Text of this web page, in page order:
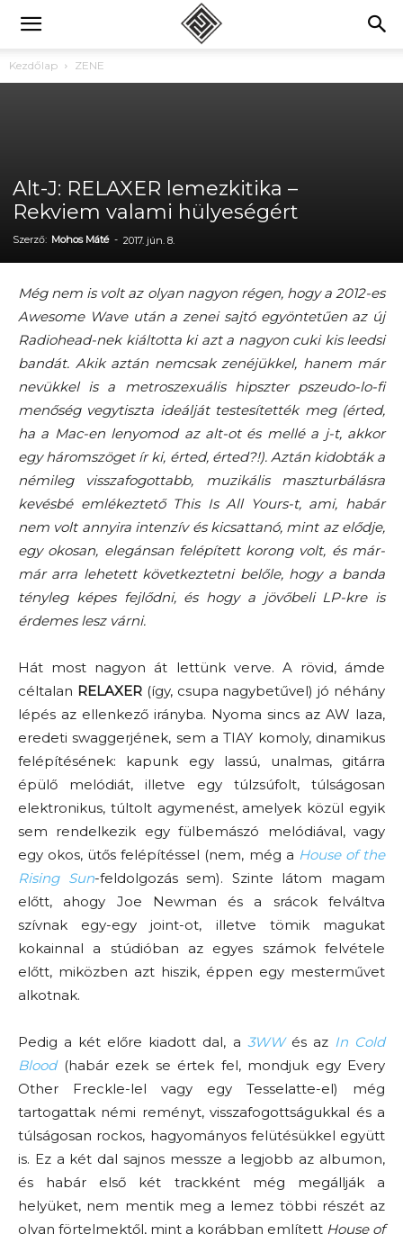
Kezdőlap ZENE
Alt-J: RELAXER lemezkitika –
Rekviem valami hülyeségért
Szerző: Mohos Máté - 2017. jún. 8.
Még nem is volt az olyan nagyon régen, hogy a 2012-es
Awesome Wave után a zenei sajtó egyöntetűen az új
Radiohead-nek kiáltotta ki azt a nagyon cuki kis leedsi
bandát. Akik aztán nemcsak zenéjükkel, hanem már
nevükkel is a metroszexuális hipszter pszeudo-lo-fi
menőség vegytiszta ideálját testesítették meg (érted,
ha a Mac-en lenyomod az alt-ot és mellé a j-t, akkor
egy háromszöget ír ki, érted, érted?!). Aztán kidobták a
némileg visszafogottabb, muzikális maszturbálásra
kevésbé emlékeztető This Is All Yours-t, ami, habár
nem volt annyira intenzív és kicsattanó, mint az elődje,
egy okosan, elegánsan felépített korong volt, és már-
már arra lehetett következtetni belőle, hogy a banda
tényleg képes fejlődni, és hogy a jövőbeli LP-kre is
érdemes lesz várni.
Hát most nagyon át lettünk verve. A rövid, ámde
céltalan RELAXER(így, csupa nagybetűvel) jó néhány
lépés az ellenkező irányba. Nyoma sincs az AW laza,
eredeti swaggerjének, sem a TIAY komoly, dinamikus
felépítésének: kapunk egy lassú, unalmas, gitárra
épülő melódiát, illetve egy túlzsúfolt, túlságosan
elektronikus, túltolt agymenést, amelyek közül egyik
sem rendelkezik egy fülbemászó melódiával, vagy
egy okos, ütős felépítéssel (nem, még a House of the
Rising Sun-feldolgozás sem). Szinte látom magam
előtt, ahogy Joe Newman és a srácok felváltva
szívnak egy-egy joint-ot, illetve tömik magukat
kokainnal a stúdióban az egyes számok felvétele
előtt, miközben azt hiszik, éppen egy mesterművet
alkotnak.
Pedig a két előre kiadott dal, a 3WWés az In Cold
Blood(habár ezek se értek fel, mondjuk egy Every
Other Freckle-lel vagy egy Tesselatte-el) még
tartogattak némi reményt, visszafogottságukkal és a
túlságosan rockos, hagyományos felütésükkel együtt
is. Ez a két dal sajnos messze a legjobb az albumon,
és habár első két trackként még megállják a
helyüket, nem mentik meg a lemez többi részét az
olyan förtelmektől, mint a korábban említett House of